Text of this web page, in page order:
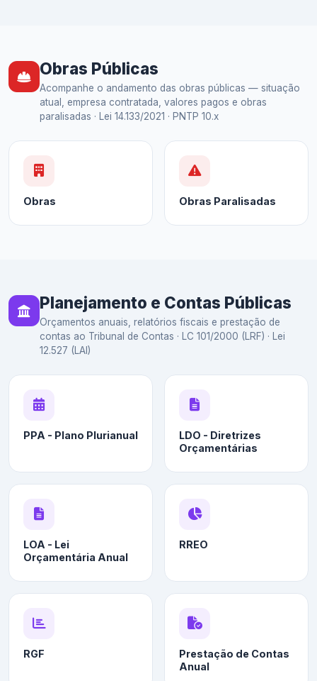
Obras Públicas
Acompanhe o andamento das obras públicas — situação
atual, empresa contratada, valores pagos e obras
paralisadas · Lei 14.133/2021 · PNTP 10.x
Obras Obras Paralisadas
Planejamento e Contas Públicas
Orçamentos anuais, relatórios fiscais e prestação de
contas ao Tribunal de Contas · LC 101/2000 (LRF) · Lei
12.527 (LAI)
PPA - Plano Plurianual
LDO - Diretrizes
Orçamentárias
LOA - Lei
Orçamentária Anual
RREO
RGF
Prestação de Contas
Anual